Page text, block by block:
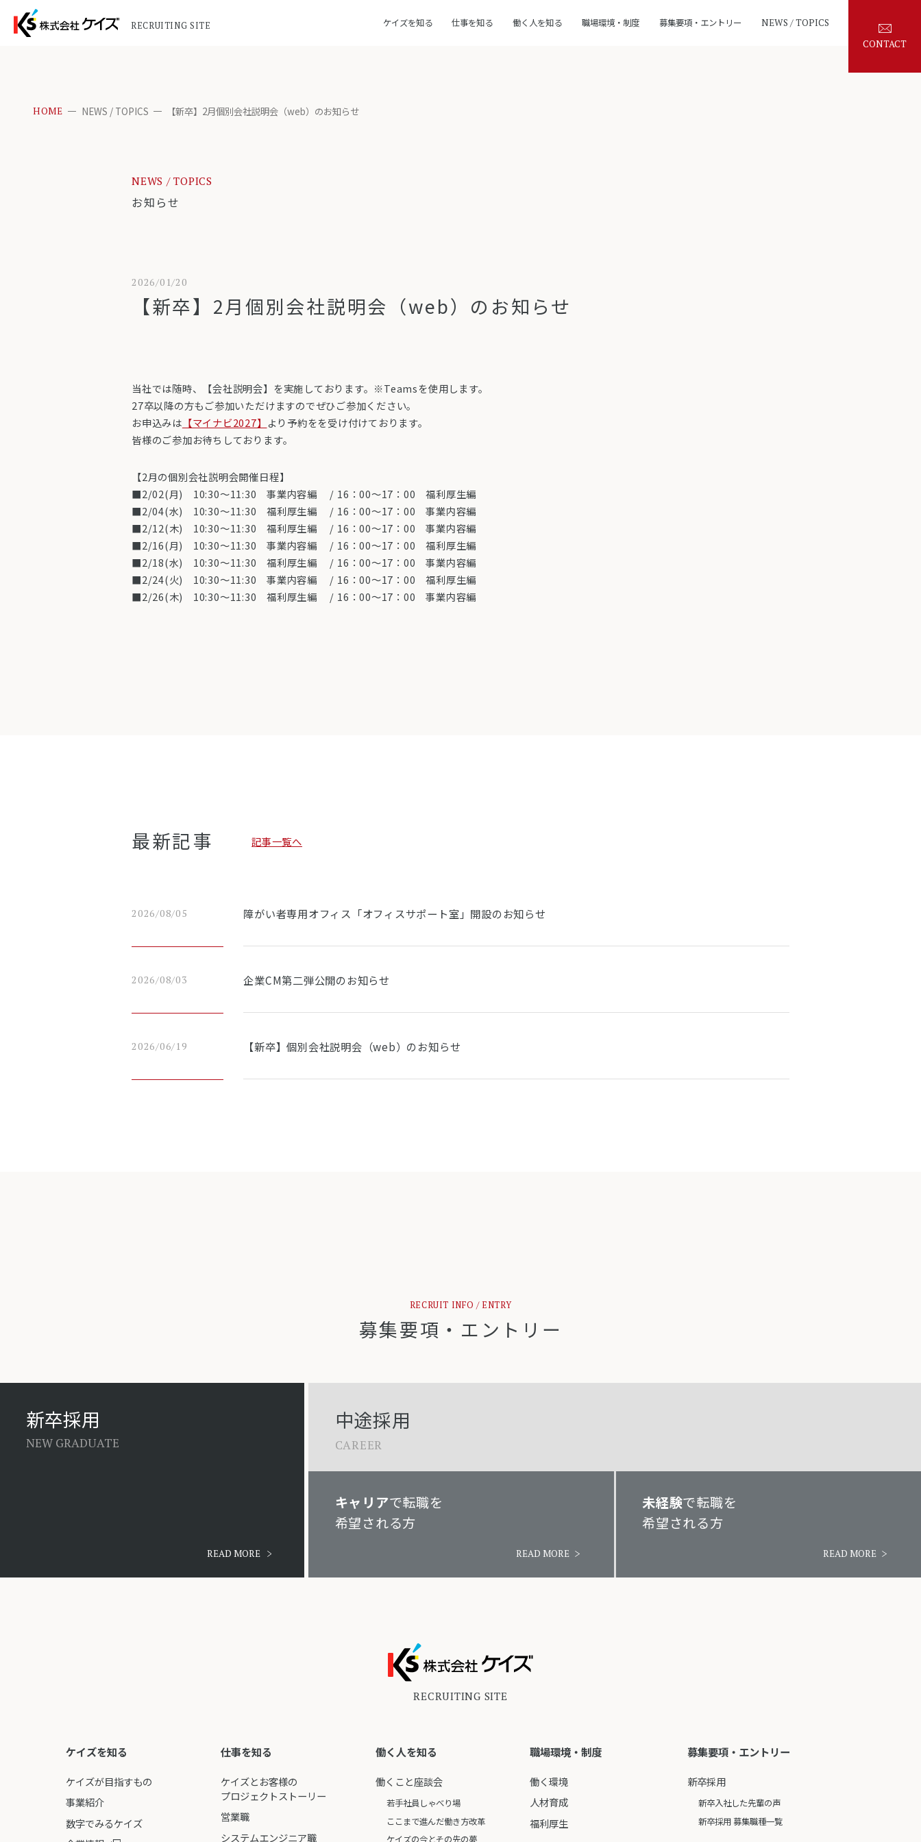
RECRUITING SITE
HOME NEWS / TOPICS 【新卒】2月個別会社説明会（web）のお知らせ
NEWS / TOPICS
お知らせ
2026/01/20
【新卒】2月個別会社説明会（web）のお知らせ
当社では随時、【会社説明会】を実施しております。※Teamsを使用します。
27卒以降の方もご参加いただけますのでぜひご参加ください。
お申込みは 【マイナビ2027】 より予約をを受け付けております。
皆様のご参加お待ちしております。
【2月の個別会社説明会開催日程】
■2/02(月) 10:30～11:30 事業内容編 / 16：00～17：00 福利厚生編
■2/04(水) 10:30～11:30 福利厚生編 / 16：00～17：00 事業内容編
■2/12(木) 10:30～11:30 福利厚生編 / 16：00～17：00 事業内容編
■2/16(月) 10:30～11:30 事業内容編 / 16：00～17：00 福利厚生編
■2/18(水) 10:30～11:30 福利厚生編 / 16：00～17：00 事業内容編
■2/24(火) 10:30～11:30 事業内容編 / 16：00～17：00 福利厚生編
■2/26(木) 10:30～11:30 福利厚生編 / 16：00～17：00 事業内容編
最新記事 記事一覧へ
2026/08/05 障がい者専用オフィス「オフィスサポート室」開設のお知らせ
2026/08/03 企業CM第二弾公開のお知らせ
2026/06/19 【新卒】個別会社説明会（web）のお知らせ
RECRUIT INFO / ENTRY
募集要項・エントリー
新卒採用
NEW GRADUATE
READ MORE
中途採用
CAREER
キャリアで転職を
希望される方
READ MORE
未経験で転職を
希望される方
READ MORE
RECRUITING SITE
ケイズを知る
ケイズが目指すもの
事業紹介
数字でみるケイズ
仕事を知る
ケイズとお客様の
プロジェクトストーリー
営業職
システムエンジニア職
働く人を知る
働くこと座談会
若手社員しゃべり場
ここまで進んだ働き方改革
ケイズの今とその先の夢
職場環境・制度
働く環境
人材育成
福利厚生
募集要項・エントリー
新卒採用
新卒入社した先輩の声
新卒採用 募集職種一覧
ケイズを知る 仕事を知る 働く人を知る 職場環境・制度 募集要項・エントリー
NEWS / TOPICS
CONTACT